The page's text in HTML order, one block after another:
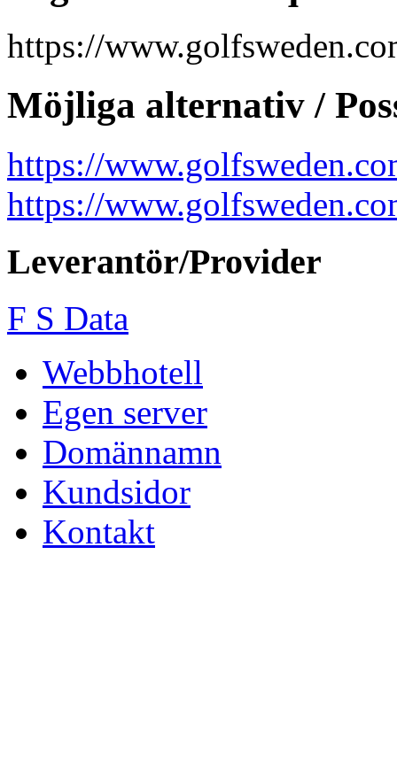
https://
Möjliga alternativ /
https://
https://
Leverantör/Provider
F S Data
Webbhotell
Egen server
Domännamn
Kundsidor
Kontakt